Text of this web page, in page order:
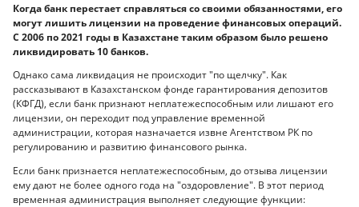
Когда банк перестает справляться со своими обязанностями, его
могут лишить лицензии на проведение финансовых операций.
С 2006 по 2021 годы в Казахстане таким образом было решено
ликвидировать 10 банков.
Однако сама ликвидация не происходит "по щелчку". Как
рассказывают в Казахстанском фонде гарантирования депозитов
(КФГД), если банк признают неплатежеспособным или лишают его
лицензии, он переходит под управление временной
администрации, которая назначается извне Агентством РК по
регулированию и развитию финансового рынка.
Если банк признается неплатежеспособным, до отзыва лицензии
ему дают не более одного года на "оздоровление". В этот период
временная администрация выполняет следующие функции: